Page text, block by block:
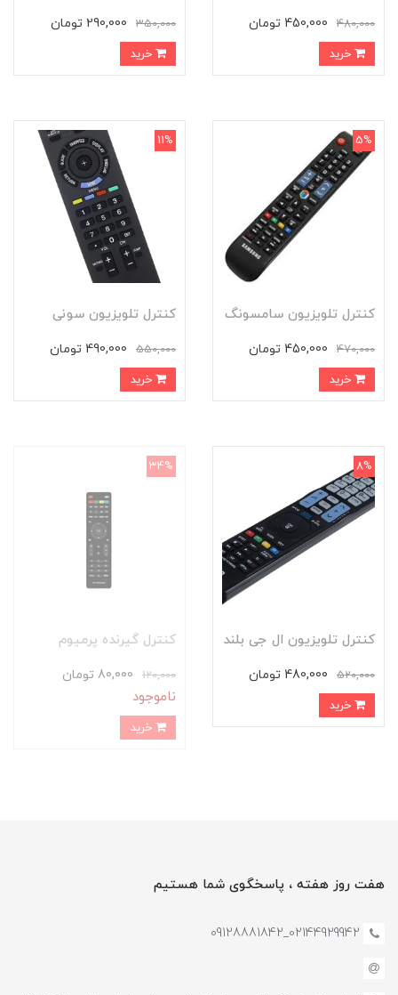
480,000 450,000 تومان 350,000 290,000 تومان
کنترل تلویزیون سامسونگ
470,000 450,000 تومان
5%
کنترل تلویزیون سونی
550,000 490,000 تومان
11%
کنترل تلویزیون ال جی بلند
520,000 480,000 تومان
8%
کنترل گیرنده پرمیوم
120,000 80,000 تومان
34%
ناموجود
هفت روز هفته ، پاسخگوی شما هستیم
02144929942_09128881842